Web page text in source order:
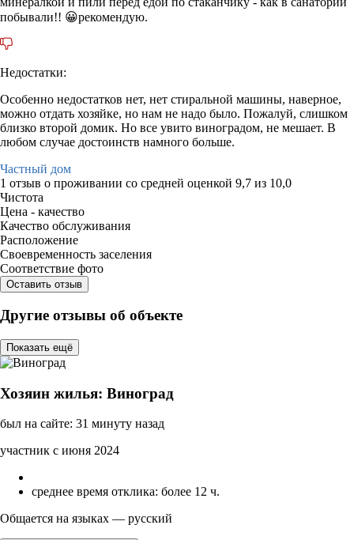
побывали!! 😀рекомендую.
Недостатки:
Особенно недостатков нет, нет стиральной машины, наверное,
можно отдать хозяйке, но нам не надо было. Пожалуй, слишком
близко второй домик. Но все увито виноградом, не мешает. В
любом случае достоинств намного больше.
Частный дом
1 отзыв о проживании со средней оценкой 9,7 из 10,0
Чистота
Цена - качество
Качество обслуживания
Расположение
Своевременность заселения
Соответствие фото
Оставить отзыв
Другие отзывы об объекте
Показать ещё
Хозяин жилья: Виноград
был на сайте: 31 минуту назад
участник с июня 2024
среднее время отклика: более 12 ч.
Общается на языках — русский